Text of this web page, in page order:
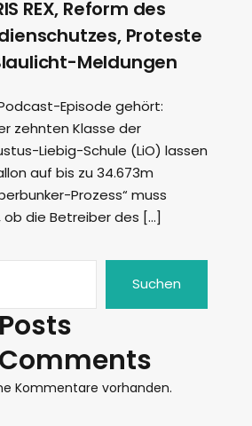
REX, Reform des
Proteste
Meldungen
Episode gehört:
zehnten Klasse der
Liebig-Schule (LiO) lassen
auf bis zu 34.673m
Prozess“ muss
die Betreiber des […]
Suchen
Kommentare vorhanden.